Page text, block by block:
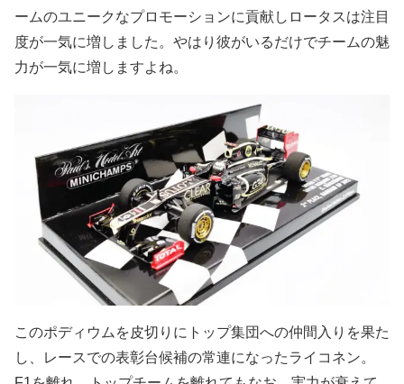
ームのユニークなプロモーションに貢献しロータスは注目
度が一気に増しました。やはり彼がいるだけでチームの魅
力が一気に増しますよね。
このポディウムを皮切りにトップ集団への仲間入りを果た
し、レースでの表彰台候補の常連になったライコネン。